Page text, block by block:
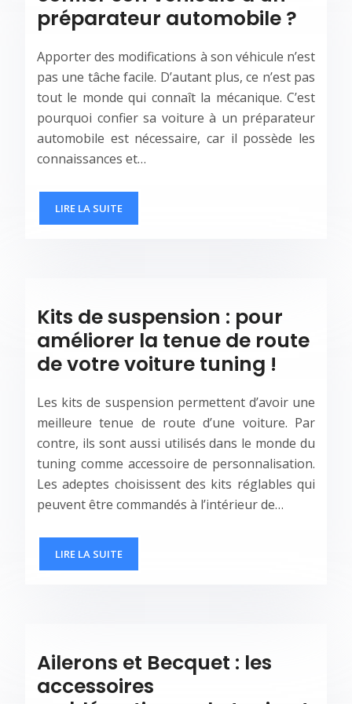
préparateur automobile ?
Apporter des modifications à son véhicule n’est
pas une tâche facile. D’autant plus, ce n’est pas
tout le monde qui connaît la mécanique. C’est
pourquoi confier sa voiture à un préparateur
automobile est nécessaire, car il possède les
connaissances et…
LIRE LA SUITE
Kits de suspension : pour
améliorer la tenue de route
de votre voiture tuning !
Les kits de suspension permettent d’avoir une
meilleure tenue de route d’une voiture. Par
contre, ils sont aussi utilisés dans le monde du
tuning comme accessoire de personnalisation.
Les adeptes choisissent des kits réglables qui
peuvent être commandés à l’intérieur de…
LIRE LA SUITE
Ailerons et Becquet : les
accessoires